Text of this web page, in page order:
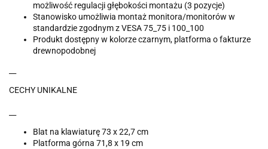
możliwość regulacji głębokości montażu (3 pozycje)
Stanowisko umożliwia montaż monitora/monitorów w
standardzie zgodnym z VESA 75_75 i 100_100
Produkt dostępny w kolorze czarnym, platforma o fakturze
drewnopodobnej
CECHY UNIKALNE
Blat na klawiaturę 73 x 22,7 cm
Platforma górna 71,8 x 19 cm